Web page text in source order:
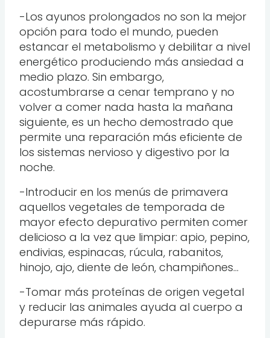
-Los ayunos prolongados no son la mejor
opción para todo el mundo, pueden
estancar el metabolismo y debilitar a nivel
energético produciendo más ansiedad a
medio plazo. Sin embargo,
acostumbrarse a cenar temprano y no
volver a comer nada hasta la mañana
siguiente, es un hecho demostrado que
permite una reparación más eficiente de
los sistemas nervioso y digestivo por la
noche.
-Introducir en los menús de primavera
aquellos vegetales de temporada de
mayor efecto depurativo permiten comer
delicioso a la vez que limpiar: apio, pepino,
endivias, espinacas, rúcula, rabanitos,
hinojo, ajo, diente de león, champiñones…
-Tomar más proteínas de origen vegetal
y reducir las animales ayuda al cuerpo a
depurarse más rápido.